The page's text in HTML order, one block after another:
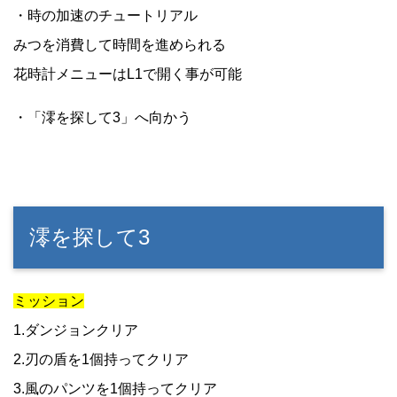
・時の加速のチュートリアル
みつを消費して時間を進められる
花時計メニューはL1で開く事が可能
・「澪を探して3」へ向かう
澪を探して3
ミッション
1.ダンジョンクリア
2.刃の盾を1個持ってクリア
3.風のパンツを1個持ってクリア